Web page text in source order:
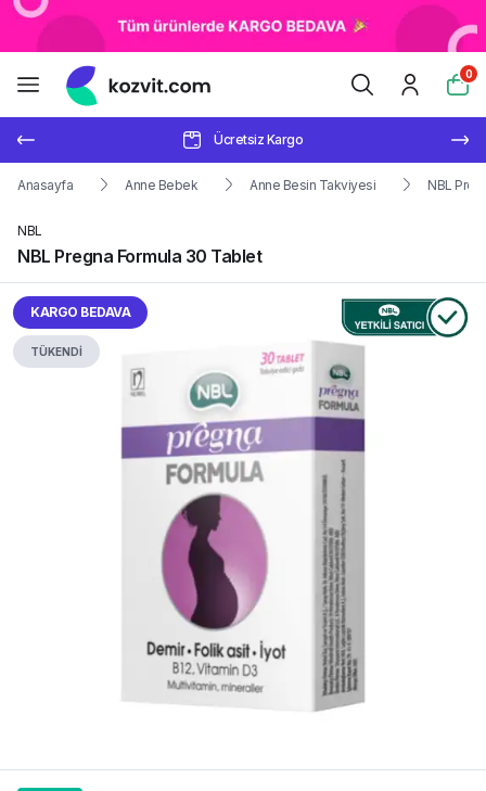
0
Ücretsiz Kargo
Anasayfa Anne Bebek Anne Besin Takviyesi NBL
NBL
NBL Pregna Formula 30 Tablet
KARGO BEDAVA
TÜKENDİ